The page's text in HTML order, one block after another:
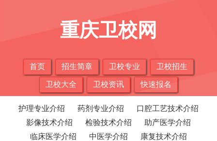
重庆卫校网
首页 招生简章 卫校专业 卫校招生
卫校大全 卫校资讯 快速报名
护理专业介绍 药剂专业介绍
口腔工艺技术介绍
影像技术介绍
检验技术介绍
助产医学介绍
临床医学介绍
中医学介绍
康复技术介绍